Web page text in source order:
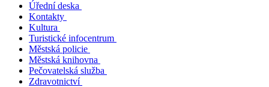
Úřední deska
Kontakty
Kultura
Turistické infocentrum
Městská policie
Městská knihovna
Pečovatelská služba
Zdravotnictví